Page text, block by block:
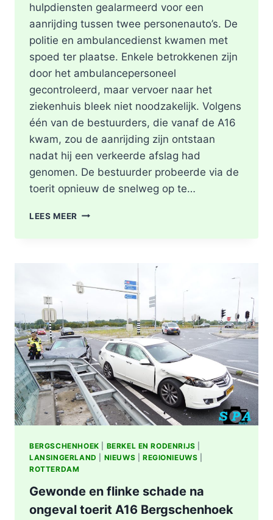
hulpdiensten gealarmeerd voor een
aanrijding tussen twee personenauto’s. De
politie en ambulancedienst kwamen met
spoed ter plaatse. Enkele betrokkenen zijn
door het ambulancepersoneel
gecontroleerd, maar vervoer naar het
ziekenhuis bleek niet noodzakelijk. Volgens
één van de bestuurders, die vanaf de A16
kwam, zou de aanrijding zijn ontstaan
nadat hij een verkeerde afslag had
genomen. De bestuurder probeerde via de
toerit opnieuw de snelweg op te…
LEES MEER OPNIEUW
KRUISING
A16
BIJ
BERGSCHENHOEK
BERGSCHENHOEK BERKEL EN RODENRIJS
LANSINGERLAND
NIEUWS REGIONIEUWS
ROTTERDAM
Gewonde en flinke schade na
ongeval toerit A16 Bergschenhoek